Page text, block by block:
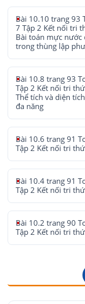
Bài 10.10 trang 93
7 Tập 2 Kết nối tri
Bài toán mực nước
trong thùng lập
Bài 10.8 trang 93
Tập 2 Kết nối tri
Thể tích và diện
đa năng
Bài 10.6 trang 91
Tập 2 Kết nối tri
Bài 10.4 trang 91
Tập 2 Kết nối tri
Bài 10.2 trang 90
Tập 2 Kết nối tri